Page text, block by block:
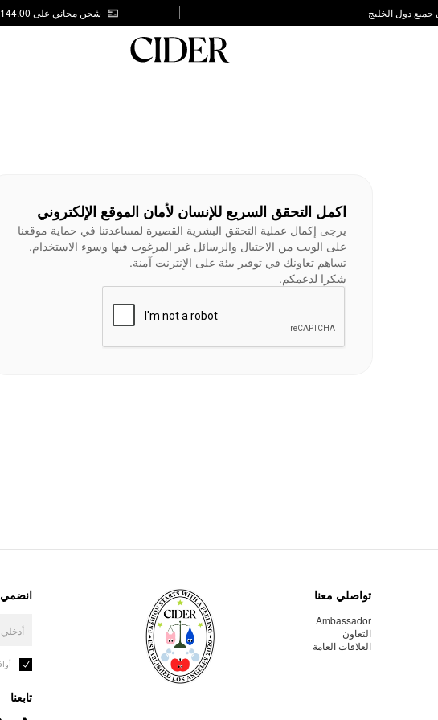
شحن مجاني على AED 144.00
اكمل التحقق السريع للإنسان لأمان الموقع الإلكتروني
يرجى إكمال عملية التحقق البشرية القصيرة لمساعدتنا في حماية موقعنا
على الويب من الاحتيال والرسائل غير المرغوب فيها وسوء الاستخدام.
تساهم تعاونك في توفير بيئة على الإنترنت آمنة.
شكرا لدعمكم.
تواصلي معنا
Ambassador
التعاون
العلاقات العامة
انضمي
تابعنا